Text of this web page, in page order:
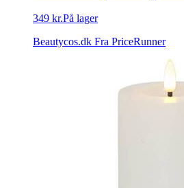
349 kr.På lager
Beautycos.dk Fra PriceRunner